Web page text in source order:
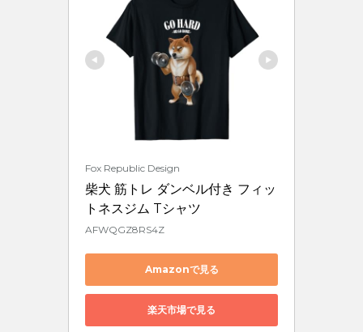
Fox Republic Design
柴犬 筋トレ ダンベル付き フィッ
トネスジム Tシャツ
AFWQGZ8RS4Z
Amazonで見る
楽天市場で見る